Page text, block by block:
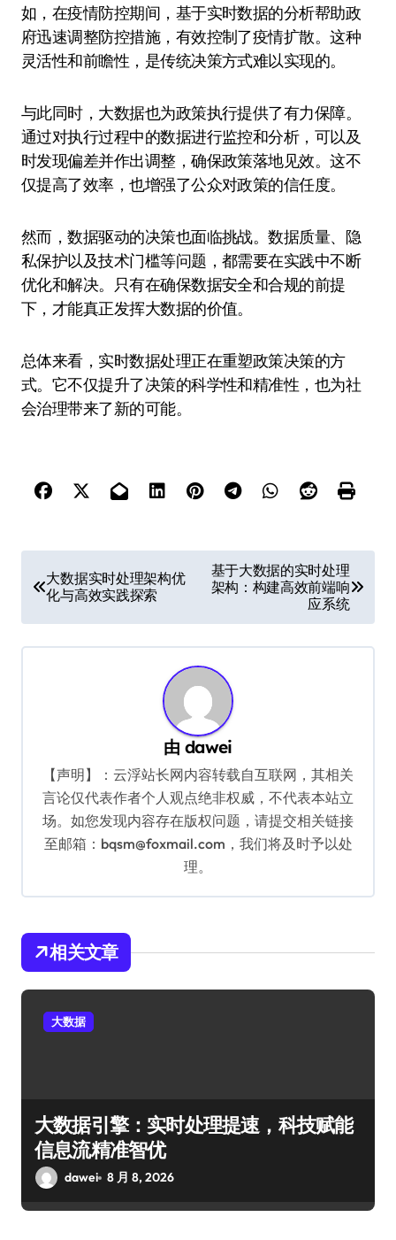
如，在疫情防控期间，基于实时数据的分析帮助政
府迅速调整防控措施，有效控制了疫情扩散。这种
灵活性和前瞻性，是传统决策方式难以实现的。
与此同时，大数据也为政策执行提供了有力保障。
通过对执行过程中的数据进行监控和分析，可以及
时发现偏差并作出调整，确保政策落地见效。这不
仅提高了效率，也增强了公众对政策的信任度。
然而，数据驱动的决策也面临挑战。数据质量、隐
私保护以及技术门槛等问题，都需要在实践中不断
优化和解决。只有在确保数据安全和合规的前提
下，才能真正发挥大数据的价值。
总体来看，实时数据处理正在重塑政策决策的方
式。它不仅提升了决策的科学性和精准性，也为社
会治理带来了新的可能。
章
导
航
大数据实时处理架构优
化与高效实践探索
基于大数据的实时处理
架构：构建高效前端响
应系统
由dawei
【声明】：云浮站长网内容转载自互联网，其相关
言论仅代表作者个人观点绝非权威，不代表本站立
场。如您发现内容存在版权问题，请提交相关链接
至邮箱：bqsm@foxmail.com，我们将及时予以处
理。
相关文章
大数据
大数据引擎：实时处理提速，科技赋能
信息流精准智优
dawei 8 月 8, 2026